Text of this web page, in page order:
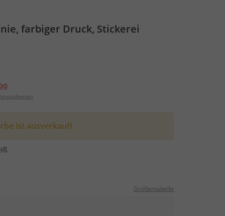
farbiger Druck, Stickerei
ist ausverkauft
Größentabelle